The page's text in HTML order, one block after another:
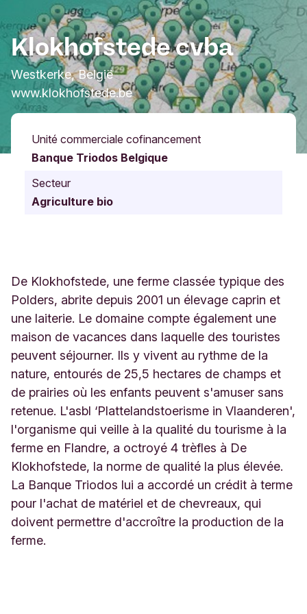
Klokhofstede cvba
Westkerke, België
www.klokhofstede.be
Unité commerciale cofinancement
Banque Triodos Belgique
Secteur
Agriculture bio
De Klokhofstede, une ferme classée typique des
Polders, abrite depuis 2001 un élevage caprin et
une laiterie. Le domaine compte également une
maison de vacances dans laquelle des touristes
peuvent séjourner. Ils y vivent au rythme de la
nature, entourés de 25,5 hectares de champs et
de prairies où les enfants peuvent s'amuser sans
retenue. L'asbl ‘Plattelandstoerisme in Vlaanderen',
l'organisme qui veille à la qualité du tourisme à la
ferme en Flandre, a octroyé 4 trèfles à De
Klokhofstede, la norme de qualité la plus élevée.
La Banque Triodos lui a accordé un crédit à terme
pour l'achat de matériel et de chevreaux, qui
doivent permettre d'accroître la production de la
ferme.